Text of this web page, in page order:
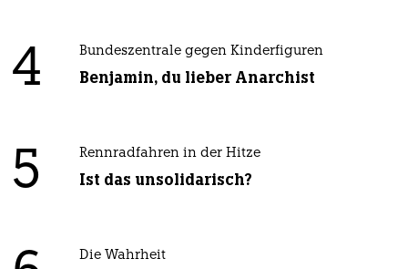
4 Bundeszentrale gegen Kinderfiguren
Benjamin, du lieber Anarchist
5 Rennradfahren in der Hitze
Ist das unsolidarisch?
Die Wahrheit